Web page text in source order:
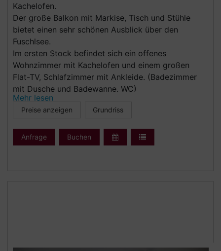
Kachelofen.
Der große Balkon mit Markise, Tisch und Stühle
bietet einen sehr schönen Ausblick über den
Fuschlsee.
Im ersten Stock befindet sich ein offenes
Wohnzimmer mit Kachelofen und einem großen
Flat-TV, Schlafzimmer mit Ankleide. (Badezimmer
mit Dusche und Badewanne, WC)
über die Ankleide kommt man in das zweite
Schlafzimmer mit einem Einzel Bett und einem
zweites Badezimmer mit Dusche,WC - bergseitig
gelegen.
Mehr lesen
Preise anzeigen Grundriss
Anfrage Buchen